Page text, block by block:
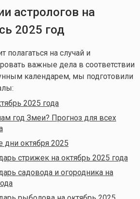
астрологов на
2025 год
полагаться на случай и
важные дела в соответствии
календарем, мы подготовили
2025 года
год Змеи? Прогноз для всех
дни октября 2025
стрижек на октябрь 2025 года
садовода и огородника на